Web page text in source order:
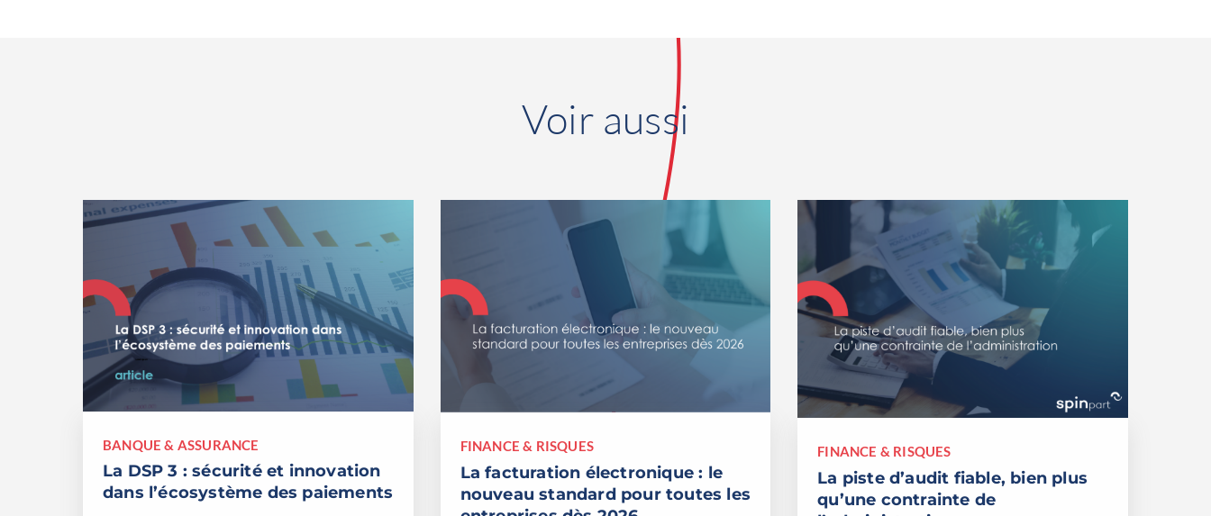
Voir aussi
BANQUE & ASSURANCE
La DSP 3 : sécurité et innovation
dans l’écosystème des paiements
FINANCE & RISQUES
La facturation électronique : le
nouveau standard pour toutes les
FINANCE & RISQUES
La piste d’audit fiable, bien plus
qu’une contrainte de